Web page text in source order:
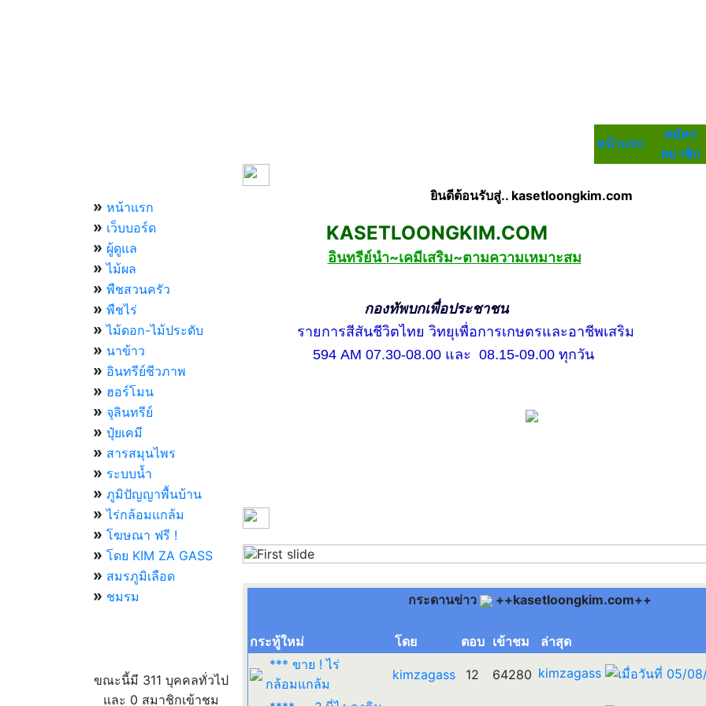
หน้าแรก
สมัคร
สมาชิก
» หน้าแรก
» เว็บบอร์ด
» ผู้ดูแล
» ไม้ผล
» พืชสวนครัว
» พืชไร่
» ไม้ดอก-ไม้ประดับ
» นาข้าว
» อินทรีย์ชีวภาพ
» ฮอร์โมน
» จุลินทรีย์
» ปุ๋ยเคมี
» สารสมุนไพร
» ระบบน้ำ
» ภูมิปัญญาพื้นบ้าน
» ไร่กล้อมแกล้ม
» โฆษณา ฟรี !
» โดย KIM ZA GASS
» สมรภูมิเลือด
» ชมรม
ขณะนี้มี 311 บุคคลทั่วไป
และ 0 สมาชิกเข้าชม
ยินดีต้อนรับสู่.. kasetloongkim.com
KASETLOONGKIM.COM
อินทรีย์นำ~เคมีเสริม~ตามความเหมาะสม
กองทัพบกเพื่อประชาชน
รายการสีสันชีวิตไทย วิทยุเพื่อการเกษตรและอาชีพเสริม
594 AM 07.30-08.00 และ 08.15-09.00 ทุกวัน
Previous
กระดานข่าว ++kasetloongkim.com++
กระทู้ใหม่ โดย ตอบ เข้าชม
ล่าสุด
*** ขาย ! ไร่
กล้อมแกล้ม
kimzagass 12 64280 kimzagass